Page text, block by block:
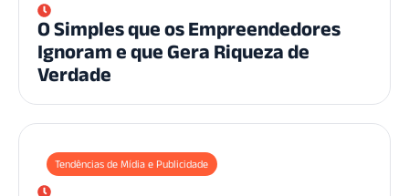
O Simples que os Empreendedores
Ignoram e que Gera Riqueza de
Verdade
Tendências de Mídia e Publicidade